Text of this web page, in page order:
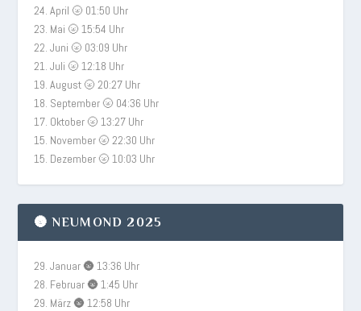
24. April 🌝 01:50 Uhr
23. Mai 🌝 15:54 Uhr
22. Juni 🌝 03:09 Uhr
21. Juli 🌝 12:18 Uhr
19. August 🌝 20:27 Uhr
18. September 🌝 04:36 Uhr
17. Oktober 🌝 13:27 Uhr
15. November 🌝 22:30 Uhr
15. Dezember 🌝 10:03 Uhr
🌚 NEUMOND 2025
29. Januar 🌚 13:36 Uhr
28. Februar 🌚 1:45 Uhr
29. März 🌚 12:58 Uhr